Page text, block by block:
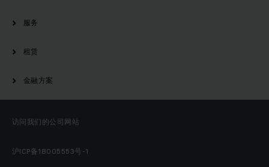
服务
租赁
金融方案
访问我们的公司网站
沪ICP备18005553号-1